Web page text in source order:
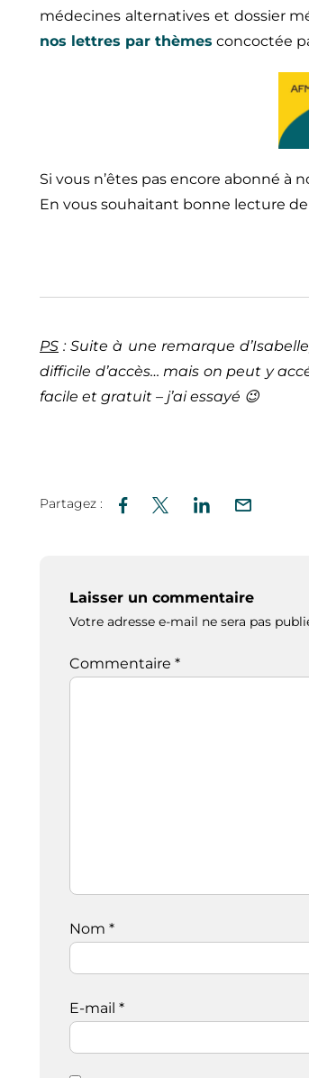
médecines alternatives et dossier
nos lettres par thèmes concoctée
Si vous n’êtes pas encore abonné à
En vous souhaitant bonne lecture
PS : Suite à une remarque
difficile d’accès… mais on peut y
facile et gratuit – j’ai essayé 😉
Partagez :
Laisser un commentaire
Votre adresse e-mail ne sera pas
Commentaire *
Nom *
E-mail *